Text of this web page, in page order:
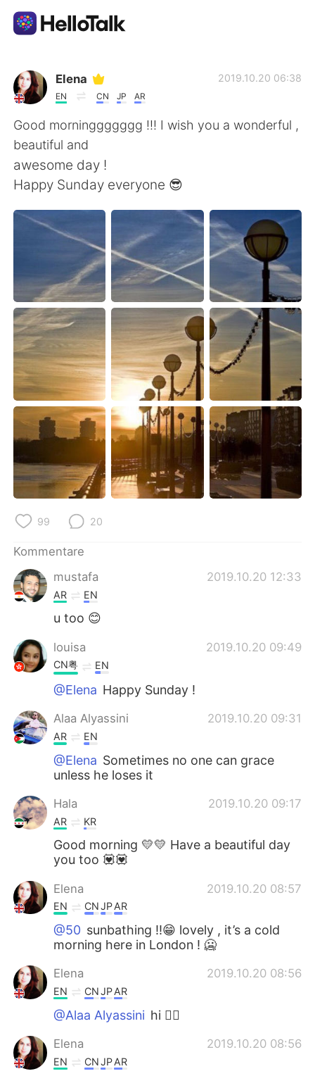
Sprachaustausch-App
AI Grammar Checker
Deutsch
English 简体中文
Español
العربية Français
日本語
Русский ไทย
Indonesia Italiano
Türkçe Tiếng Việt
Português
Elena
EN CN JP AR
2019.10.20 06:38
Good morninggggggg !!! I wish you a wonderful ,
beautiful and
awesome day !
Happy Sunday everyone 😎
99 20
Kommentare
mustafa
2019.10.20 12:33
AR EN
u too 😊
louisa 2019.10.20 09:49
CN粤 EN
@Elena Happy Sunday !
Alaa Alyassini 2019.10.20 09:31
AR EN
@Elena Sometimes no one can grace
unless he loses it
Hala 2019.10.20 09:17
AR KR
Good morning 💛💛 Have a beautiful day
you too 💟💟
Elena 2019.10.20 08:57
EN CNJPAR
@50 sunbathing !!😁 lovely , it’s a cold
morning here in London ! 🥶
Elena 2019.10.20 08:56
EN CNJPAR
@Alaa Alyassini hi 🙋‍♀️
Elena 2019.10.20 08:56
EN CNJPAR